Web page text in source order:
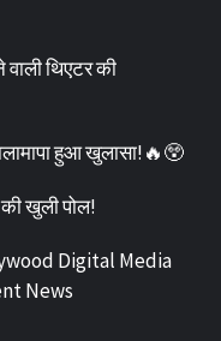
थिएटर की
हुआ खुलासा!🔥😲
खुली पोल!
Digital Media
News